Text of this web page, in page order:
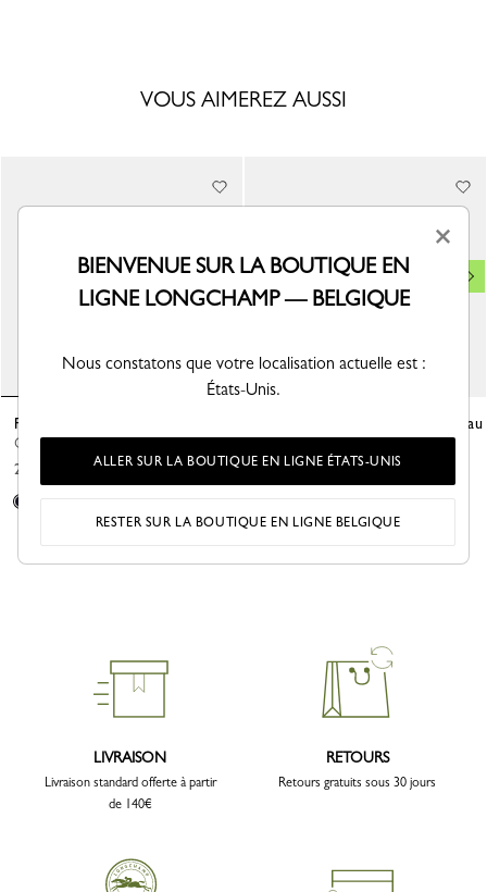
VOUS AIMEREZ AUSSI
Cuir - Noir
250,00 €
Portefeuille long à rabat Le Roseau
Cuir - Noir
280,00 €
LIVRAISON
Livraison standard offerte à partir
de 140€
RETOURS
Retours gratuits sous 30 jours
×
BIENVENUE SUR LA BOUTIQUE EN
LIGNE LONGCHAMP — BELGIQUE
Nous constatons que votre localisation actuelle est :
États-Unis.
ALLER SUR LA BOUTIQUE EN LIGNE ÉTATS-UNIS
RESTER SUR LA BOUTIQUE EN LIGNE BELGIQUE